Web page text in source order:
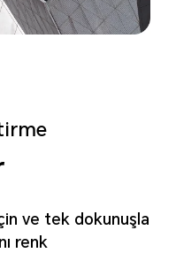
ve tek dokunuşla
renk